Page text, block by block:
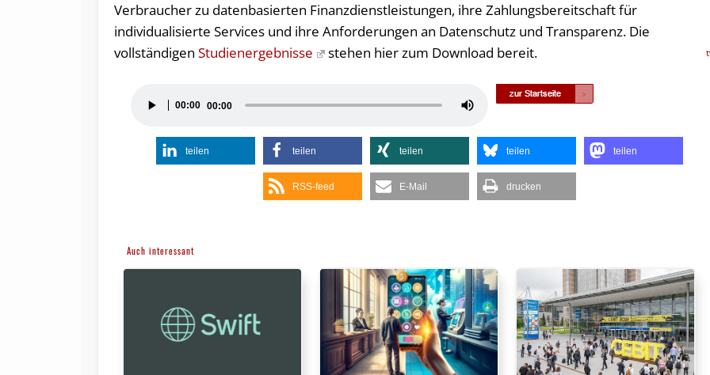
Verbraucher zu datenbasierten Finanzdienstleistungen, ihre Zahlungsbereitschaft für
individualisierte Services und ihre Anforderungen an Datenschutz und Transparenz. Die
vollständigenStudienergebnisse stehen hier zum Download bereit.
Player
00:00 00:00
Pfeiltasten
benutzen,
um
teilen teilen teilen teilen teilen
RSS-feed E-Mail drucken
Auch interessant